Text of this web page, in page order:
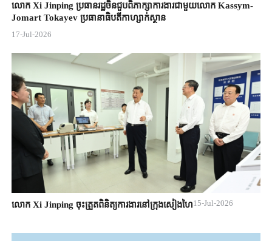
លោក Xi Jinping ប្រធានរដ្ឋចិន​ជួបពិភាក្សា​ការងារជាមួយ​លោក Kassym-
Jomart ​Tokayev ​ប្រធានាធិបតី​កាហ្សាក់ស្ថាន​
17-Jul-2026
លោក Xi Jinping ចុះត្រួតពិនិត្យការងារនៅក្រុងសៀងហៃ15-Jul-2026